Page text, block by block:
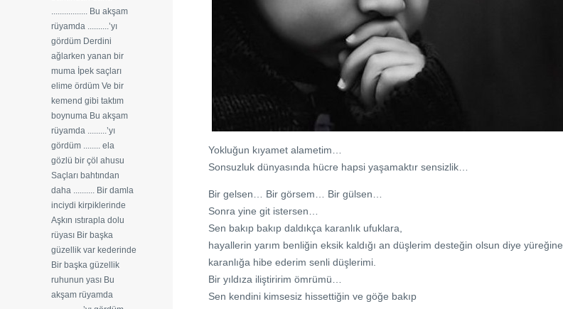
Yokluğun kıyamet alametim…
Sonsuzluk dünyasında hücre hapsi yaşamaktır sensizlik…
Bir gelsen… Bir görsem… Bir gülsen…
Sonra yine git istersen…
Sen bakıp bakıp daldıkça karanlık ufuklara,
hayallerin yarım benliğin eksik kaldığı an düşlerim desteğin olsun diye yüreğine,
karanlığa hibe ederim senli düşlerimi.
Bir yıldıza iliştiririm ömrümü…
Sen kendini kimsesiz hissettiğin ve göğe bakıp
................. Bu akşam
rüyamda ..........’yı
gördüm Derdini
ağlarken yanan bir
muma İpek saçları
elime ördüm Ve bir
kemend gibi taktım
boynuma Bu akşam
rüyamda .........’yı
gördüm ........ ela
gözlü bir çöl ahusu
Saçları bahtından
daha .......... Bir damla
inciydi kirpiklerinde
Aşkın ıstırapla dolu
rüyası Bir başka
güzellik var kederinde
Bir başka güzellik
ruhunun yası Bu
akşam rüyamda